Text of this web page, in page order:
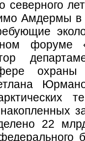
северного
Амдермы в
форуме
22